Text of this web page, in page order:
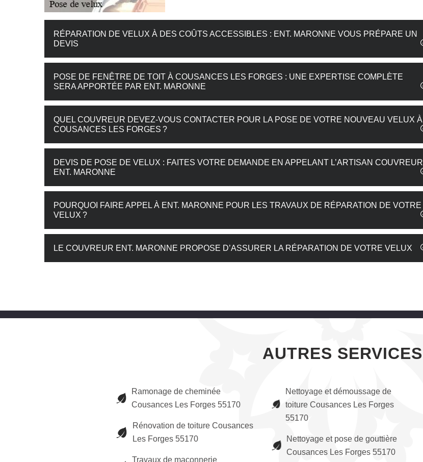
RÉPARATION DE VELUX À DES COÛTS ACCESSIBLES : ENT. MARONNE VOUS PRÉPARE UN
DEVIS
POSE DE FENÊTRE DE TOIT À COUSANCES LES FORGES : UNE EXPERTISE COMPLÈTE
SERA APPORTÉE PAR ENT. MARONNE
QUEL COUVREUR DEVEZ-VOUS CONTACTER POUR LA POSE DE VOTRE NOUVEAU VELUX À
COUSANCES LES FORGES ?
DEVIS DE POSE DE VELUX : FAITES VOTRE DEMANDE EN APPELANT L’ARTISAN COUVREUR
ENT. MARONNE
POURQUOI FAIRE APPEL À ENT. MARONNE POUR LES TRAVAUX DE RÉPARATION DE VOTRE
VELUX ?
LE COUVREUR ENT. MARONNE PROPOSE D’ASSURER LA RÉPARATION DE VOTRE VELUX
AUTRES SERVICES
Ramonage de cheminée
Cousances Les Forges 55170
Rénovation de toiture Cousances
Les Forges 55170
Travaux de maçonnerie
Nettoyage et démoussage de
toiture Cousances Les Forges
55170
Nettoyage et pose de gouttière
Cousances Les Forges 55170